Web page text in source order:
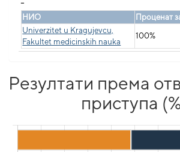
НИО
Проценат
Univerzitet u Kragujevcu,
Fakultet medicinskih nauka
100%
Резултати према
приступа